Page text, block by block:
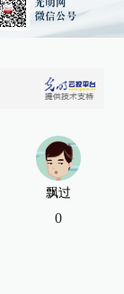
飘过
0